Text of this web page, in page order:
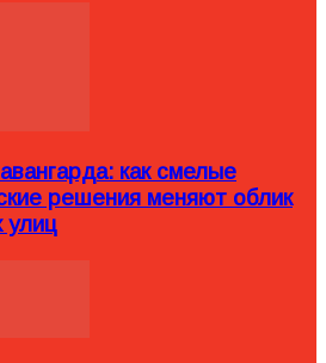
как смелые
решения меняют облик
улиц